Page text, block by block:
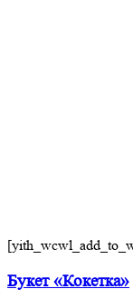
Букет «Кокетка»